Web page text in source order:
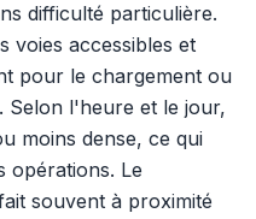
difficulté particulière.
voies accessibles et
pour le chargement ou
Selon l'heure et le jour,
moins dense, ce qui
opérations. Le
souvent à proximité